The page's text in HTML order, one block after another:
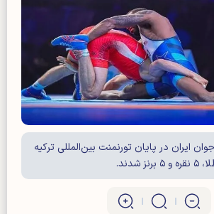
ایران در پایان تورنمنت بین‌المللی ترکیه